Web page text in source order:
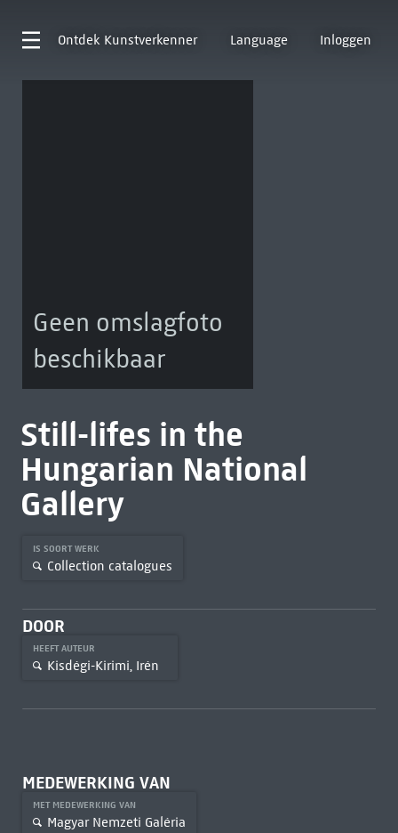
Ontdek Kunstverkenner Language Inloggen
Geen omslagfoto
beschikbaar
Still-lifes in the
Hungarian National
Gallery
IS SOORT WERK
Collection catalogues
DOOR
HEEFT AUTEUR
Kisdégi-Kirimi, Irén
MEDEWERKING VAN
MET MEDEWERKING VAN
Magyar Nemzeti Galéria